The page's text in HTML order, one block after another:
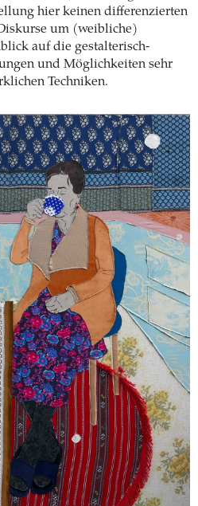
hier keinen differenzierten
um (weibliche)
auf die gestalterisch-
und Möglichkeiten sehr
Techniken.